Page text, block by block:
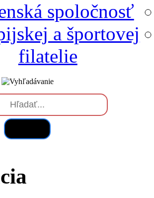
spoločnosť
a športovej
filatelie